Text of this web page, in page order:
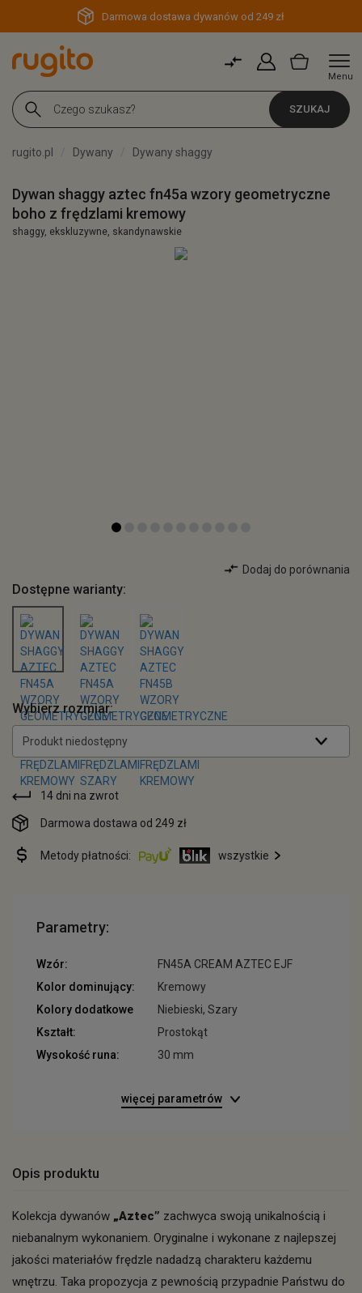
Darmowa dostawa dywanów od 249 zł
Menu
SZUKAJ
rugito.pl Dywany Dywany shaggy
Dywan shaggy aztec fn45a wzory geometryczne
boho z frędzlami kremowy
shaggy, ekskluzywne, skandynawskie
Dodaj do porównania
Dostępne warianty:
Wybierz rozmiar:
Produkt niedostępny
14 dni na zwrot
Darmowa dostawa od 249 zł
Metody płatności: wszystkie
Parametry:
Wzór:
FN45A CREAM AZTEC EJF
Kolor dominujący:
Kremowy
Kolory dodatkowe
Niebieski, Szary
Kształt:
Prostokąt
Wysokość runa:
30 mm
więcej parametrów
Opis produktu
Kolekcja dywanów „Aztec” zachwyca swoją unikalnością i
niebanalnym wykonaniem. Oryginalne i wykonane z najlepszej
jakości materiałów frędzle nadadzą charakteru każdemu
wnętrzu. Taka propozycja z pewnością przypadnie Państwu do